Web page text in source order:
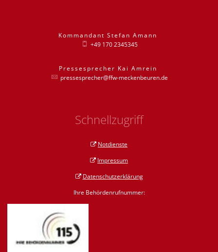
Kommandant Stefan Amann
+49 170 2345345
Pressesprecher Kai Amrein
pressesprecher@ffw-meckenbeuren.de
Schnellzugriff
Notdienste
Impressum
Datenschutzerklärung
Ihre Behördenrufnummer: